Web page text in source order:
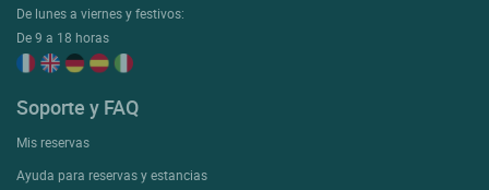
De lunes a viernes y festivos:
De 9 a 18 horas
Soporte y FAQ
Mis reservas
Ayuda para reservas y estancias